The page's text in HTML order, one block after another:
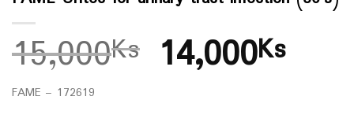
15,000Ks 14,000Ks
FAME – 172619